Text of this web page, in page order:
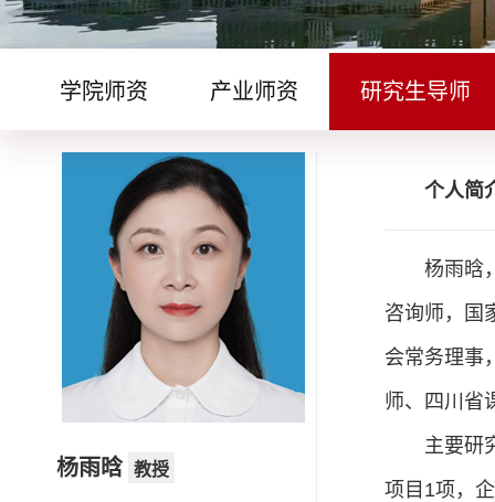
学院师资 产业师资 研究生导师
​ 杨雨晗 教授
个人简
杨雨晗
咨询师，国
会常务理事
师、四川省
主要研
项目1项，